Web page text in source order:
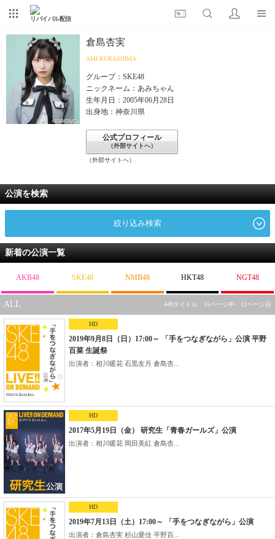
リバイバル配信
倉島杏実
AMI KURASHIMA
グループ：SKE48
ニックネーム：あみちゃん
生年月日：2005年06月28日
出身地：神奈川県
公式プロフィール
（外部サイトへ）
（外部サイトへ）
公演を検索
絞り込み検索
新着の公演一覧
AKB48 SKE48 NMB48 HKT48 NGT48
ALL 449タイトル 15ページ中 12ページ目
HD
2019年9月8日（日）17:00～ 「手をつなぎながら」公演 平野
百菜 生誕祭
出演者：相川暖花 石黒友月 倉島杏...
HD
2017年5月19日（金） 研究生「青春ガールズ」公演
出演者：相川暖花 岡田美紅 倉島杏...
HD
2019年7月13日（土）17:00～ 「手をつなぎながら」公演
出演者：倉島杏実 杉山愛佳 平野百...